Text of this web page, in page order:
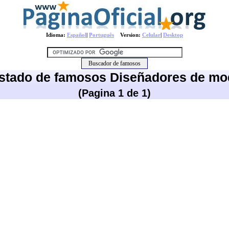
Idioma: Español| Português Version: Celular| Desktop
de famosos Diseñadores de
(Pagina 1 de 1)